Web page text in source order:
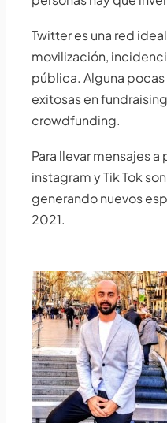
Twitter es una red
movilización,
pública. Alguna
exitosas en
crowdfunding.
Para llevar mensajes
instagram y Tik Tok
generando nuevos
2021.